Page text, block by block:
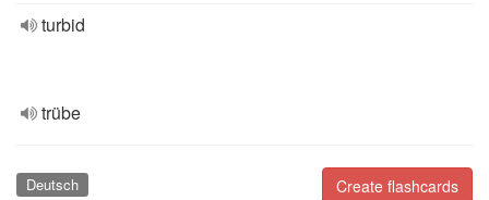
turbid
trübe
Create flashcards
Deutsch